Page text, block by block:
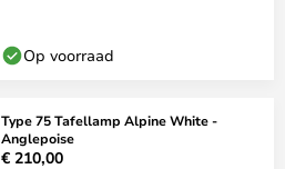
Op voorraad
Type 75 Tafellamp Alpine White -
Anglepoise
€ 210,00